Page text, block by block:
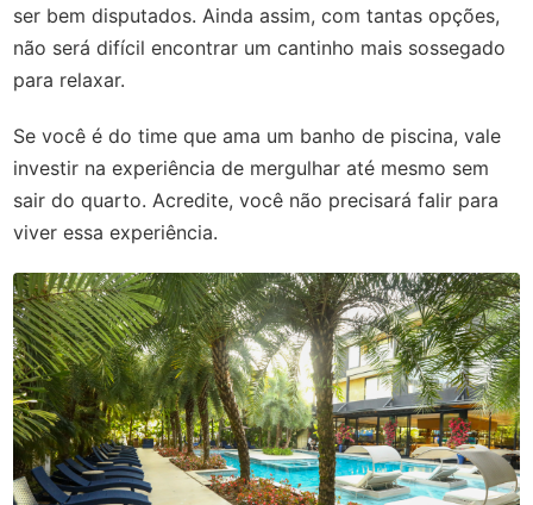
ser bem disputados. Ainda assim, com tantas opções,
não será difícil encontrar um cantinho mais sossegado
para relaxar.
Se você é do time que ama um banho de piscina, vale
investir na experiência de mergulhar até mesmo sem
sair do quarto. Acredite, você não precisará falir para
viver essa experiência.